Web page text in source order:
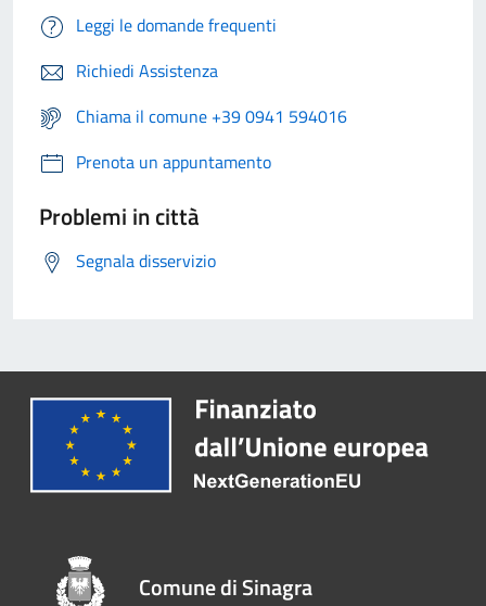
Leggi le domande frequenti
Richiedi Assistenza
Chiama il comune +39 0941 594016
Prenota un appuntamento
Problemi in città
Segnala disservizio
Comune di Sinagra